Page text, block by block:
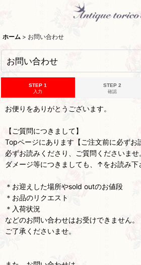
ホーム > お問い合わせ
お問い合わせ
STEP 1
入力
STEP 2
確認
お便りをありがとうございます。
【ご質問につきまして】
Topページにあります【ご注文前に必ずお
必ずお読みくださり、ご質問くださいませ
ダメージ等につきましても、↑をお読み下
＊お迎えした場所やsold outのお値段
＊お品のリクエスト
＊入荷状況
などのお問い合わせはお受けできません。
ご了承くださいませ。